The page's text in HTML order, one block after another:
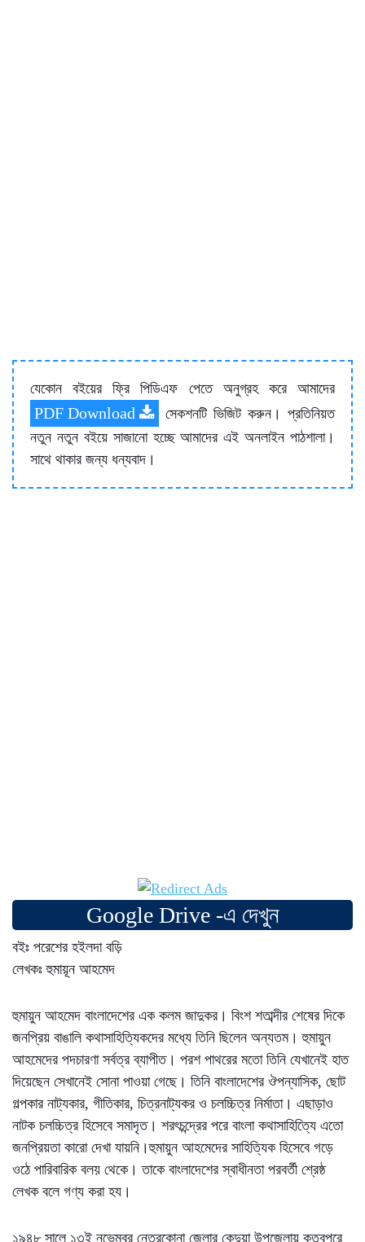
যেকোন বইয়ের ফ্রি পিডিএফ পেতে অনুগ্রহ করে আমাদের
PDF Download
সেকশনটি ভিজিট করুন। প্রতিনিয়ত
নতুন নতুন বইয়ে সাজানো হচ্ছে আমাদের এই অনলাইন পাঠশালা।
সাথে থাকার জন্য ধন্যবাদ।
Google Drive -এ দেখুন
বইঃ পরেশের হইলদা বড়ি
লেখকঃ হুমায়ূন আহমেদ
হুমায়ুন আহমেদ বাংলাদেশের এক কলম জাদুকর। বিংশ শতাব্দীর শেষের দিকে
জনপ্রিয় বাঙালি কথাসাহিত্যিকদের মধ্যে তিনি ছিলেন অন্যতম। হুমায়ুন
আহমেদের পদচারণা সর্বত্র ব্যাপীত। পরশ পাথরের মতো তিনি যেখানেই হাত
দিয়েছেন সেখানেই সোনা পাওয়া গেছে। তিনি বাংলাদেশের ঔপন্যাসিক, ছোট
গল্পকার নাট্যকার, গীতিকার, চিত্রনাট্যকর ও চলচ্চিত্র নির্মাতা। এছাড়াও
নাটক চলচ্চিত্র হিসেবে সমাদৃত। শরৎচন্দ্রের পরে বাংলা কথাসাহিত্যিে এতো
জনপ্রিয়তা কারো দেখা যায়নি।হুমায়ুন আহমেদের সাহিত্যিক হিসেবে গড়ে
ওঠে পারিবারিক বলয় থেকে। তাকে বাংলাদেশের স্বাধীনতা পরবর্তী শ্রেষ্ঠ
লেখক বলে গণ্য করা হয।
১৯৪৮ সালে ১৩ই নভেম্বর নেত্রকোনা জেলার কেন্দুয়া উপজেলায় কুতুবপুরে